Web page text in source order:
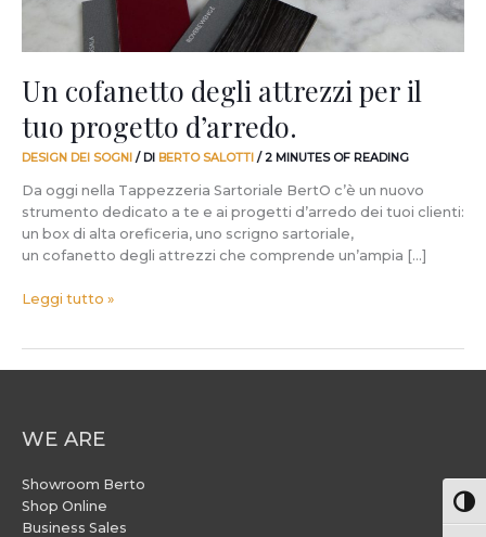
Un cofanetto degli attrezzi per il
tuo progetto d’arredo.
DESIGN DEI SOGNI / DI BERTO SALOTTI /2 MINUTES OF READING
Da oggi nella Tappezzeria Sartoriale BertO c’è un nuovo
strumento dedicato a te e ai progetti d’arredo dei tuoi clienti:
un box di alta oreficeria, uno scrigno sartoriale,
un cofanetto degli attrezzi che comprende un’ampia […]
Leggi tutto »
WE ARE
Showroom Berto
Shop Online
Business Sales